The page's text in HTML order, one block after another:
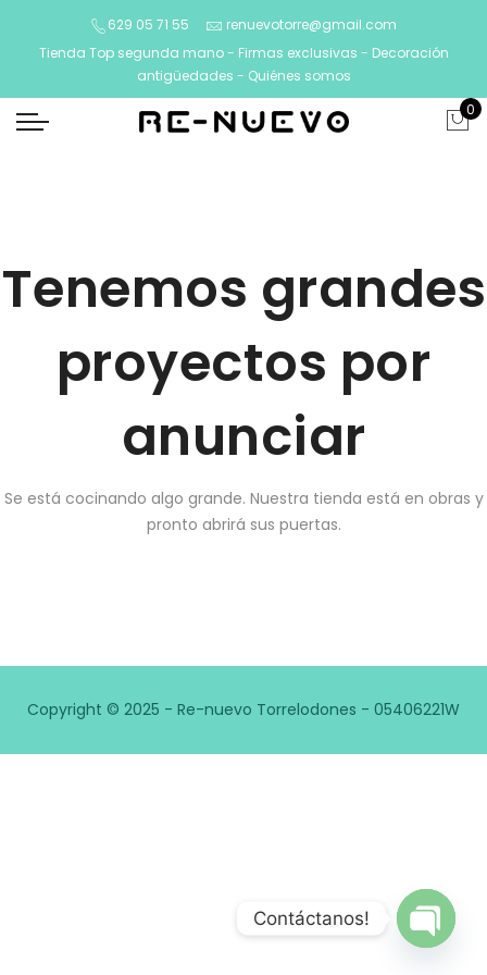
629 05 71 55
renuevotorre@gmail.com
Tienda Top segunda mano - Firmas exclusivas - Decoración
antigüedades - Quiénes somos
0
Tenemos grandes
proyectos por
anunciar
Se está cocinando algo grande. Nuestra tienda está en obras y
pronto abrirá sus puertas.
Copyright © 2025 - Re-nuevo Torrelodones - 05406221W
Contáctanos!